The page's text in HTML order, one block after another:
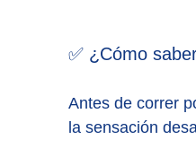
✅ ¿Cómo
Antes de correr
la sensación